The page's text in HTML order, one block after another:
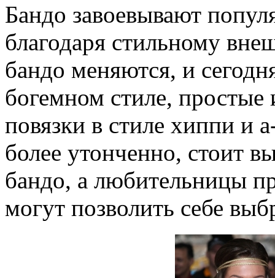
Бандо завоевывают
благодаря стильному
бандо меняются, и
богемном стиле, простые
повязки в стиле хиппи и
более утонченно, стоит
бандо, а любительницы
могут позволить себе